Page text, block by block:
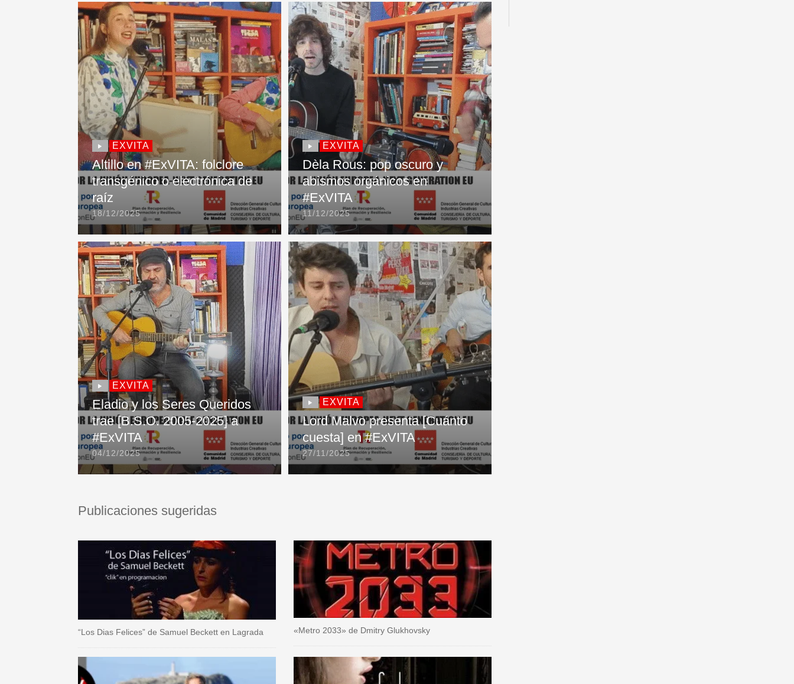
EXVITA
Altillo en #ExVITA: folclore
transgénico o electrónica de
raíz
18/12/2025
EXVITA
Dèla Rous: pop oscuro y
abismos orgánicos en
#ExVITA
11/12/2025
EXVITA
Eladio y los Seres Queridos
trae [B.S.O. 2005-2025] a
#ExVITA
04/12/2025
EXVITA
Lord Malvo presenta [Cuánto
cuesta] en #ExVITA
27/11/2025
Publicaciones sugeridas
“Los Dias Felices” de Samuel Beckett en Lagrada «Metro 2033» de Dmitry Glukhovsky